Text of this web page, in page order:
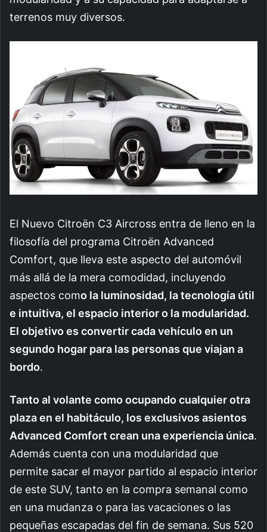
terrenos muy diversos.
El Nuevo Citroën C3 Aircross entra de lleno en la
filosofía del programa Citroën Advanced
Comfort, que lleva este aspecto del automóvil
más allá de la mera comodidad, incluyendo
aspectos como la luminosidad, la tecnología útil
e intuitiva, el espacio interior o la modularidad.
El objetivo es convertir cada vehículo en un
segundo hogar para las personas que viajan a
bordo.
Tanto al volante como ocupando cualquier otra
plaza en el habitáculo, los exclusivos asientos
Advanced Comfort crean una experiencia única.
Además cuenta con una modularidad que
permite sacar el mayor partido al espacio interior
de este SUV, tanto en la compra semanal como
en una mudanza o para las vacaciones o las
pequeñas escapadas del fin de semana. Sus 520